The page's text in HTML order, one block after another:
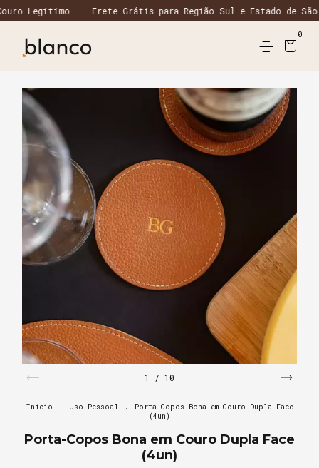
Frete Grátis para Região Sul e Estado de São Paulo em
0
1 / 10
Início . Uso Pessoal .
Porta-Copos Bona em Couro Dupla Face
(4un)
Porta-Copos Bona em Couro Dupla Face
(4un)